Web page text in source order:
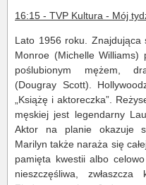
16:15 - TVP Kultura - Mój
Lato 1956 roku. Znajdująca
Monroe (Michelle
poślubionym mężem,
(Dougray Scott).
„Książę i aktoreczka”.
męskiej jest legendarny
Aktor na planie okazuje
Marilyn także naraża się
pamięta kwestii albo
nieszczęśliwa,